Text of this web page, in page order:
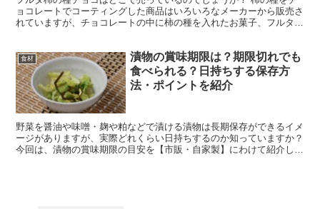
ョコレートでコーティングした商品はいろいろなメーカーから販売さ
れていますが、チョコレートの中に柿の種を入れたお菓子、フルタの
食材
漬物の賞味期限は？期限切れでも
食べられる？日持ちする保存方
法・ポイントを紹介
野菜を醤油や味噌・麹や粕などで漬ける漬物は長期保存ができるイメ
ージがありますが、実際どれくらい日持ちするのか知っていますか？
今回は、漬物の賞味期限の目安を【市販・自家製】にわけて紹介しま